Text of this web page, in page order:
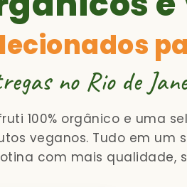
no Rio de
100% orgânico e uma
veganos. Tudo em um
com mais qualidade,